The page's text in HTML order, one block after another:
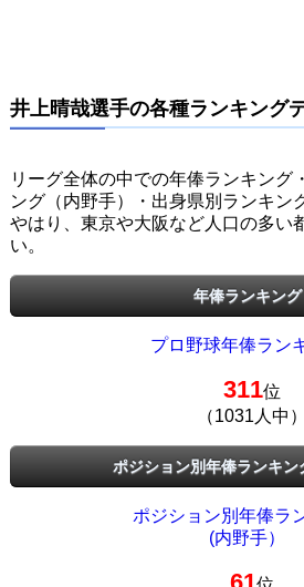
井上晴哉選手の各種ランキング
リーグ全体の中での年俸ランキング
ング（内野手）・出身県別ランキン
やはり、東京や大阪など人口の多い
い。
年俸ランキング
プロ野球年俸ラン
311位
（1031人中）
ポジション別年俸ランキン
ポジション別年俸ラ
(内野手）